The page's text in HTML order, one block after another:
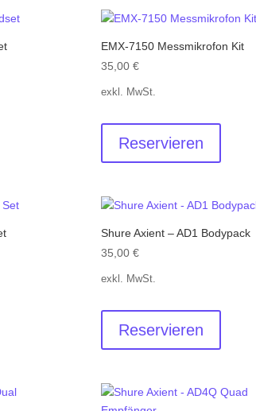
EMX-7150 Messmikrofon Kit
35,00 €
exkl. MwSt.
Reservieren
Shure Axient – AD1 Bodypack
35,00 €
exkl. MwSt.
Reservieren